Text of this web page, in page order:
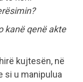
kanë qenë akte
kujtesën, në
si u manipulua